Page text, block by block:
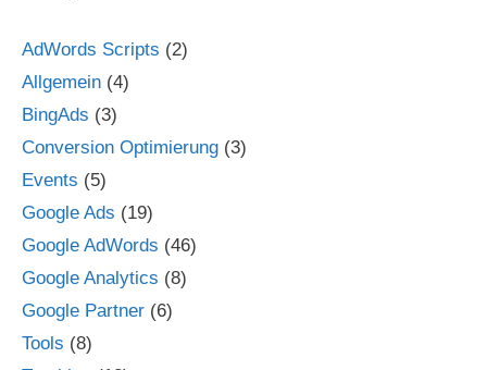
AdWords Scripts (2)
Allgemein (4)
BingAds (3)
Conversion Optimierung (3)
Events (5)
Google Ads (19)
Google AdWords (46)
Google Analytics (8)
Google Partner (6)
Tools (8)